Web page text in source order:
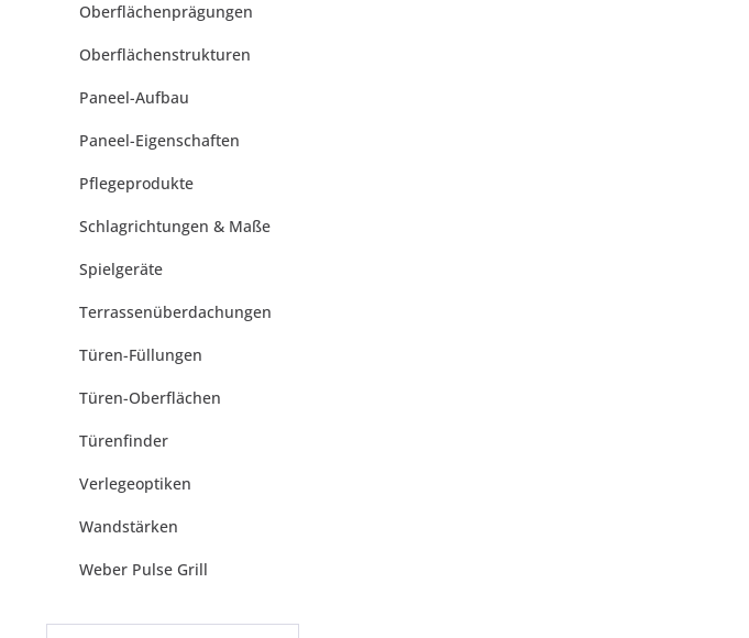
Oberflächenprägungen
Oberflächenstrukturen
Paneel-Aufbau
Paneel-Eigenschaften
Pflegeprodukte
Schlagrichtungen & Maße
Spielgeräte
Terrassenüberdachungen
Türen-Füllungen
Türen-Oberflächen
Türenfinder
Verlegeoptiken
Wandstärken
Weber Pulse Grill